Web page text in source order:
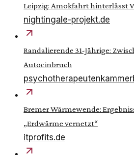
Leipzig: Amokfahrt hinterlässt
nightingale-projekt.de
Randalierende 31-Jährige:
Autoeinbruch
Bremer Wärmewende:
„Erdwärme vernetzt“
itprofits.de